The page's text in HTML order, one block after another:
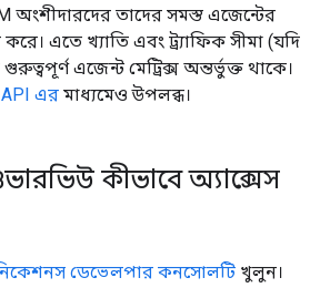
অংশীদারদের তাদের সমস্ত এজেন্টের
এতে খ্যাতি এবং ট্র্যাফিক সীমা (যদি
এজেন্ট মেট্রিক্স অন্তর্ভুক্ত থাকে।
API এর মাধ্যমেও উপলব্ধ।
কীভাবে অ্যাক্সেস
ডেভেলপার কনসোলটি খুলুন।